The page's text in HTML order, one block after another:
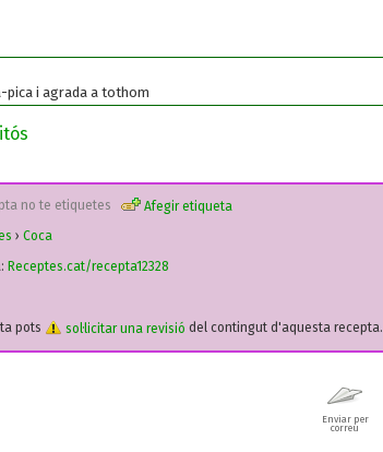
pica i agrada a tothom
no te etiquetes
Afegir etiqueta
› Coca
Receptes.cat/recepta12328
pots
sol·licitar una revisió del contingut d'aquesta recepta.
Enviar per
correu